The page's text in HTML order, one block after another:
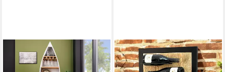
RIESS-AMBIENTE
Weinregal SEVEN SEAS
DANDIBO
Weinregal Wand Metall